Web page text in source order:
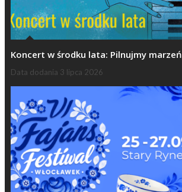
Koncert w środku lata: Pilnujmy marzeń
Data dodania 3 lipca 2026